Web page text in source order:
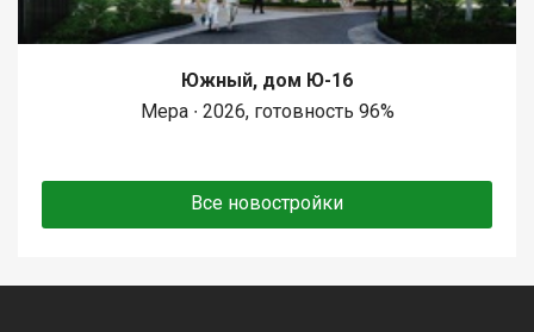
Южный, дом Ю-16
Мера ∙ 2026, готовность 96%
Все новостройки